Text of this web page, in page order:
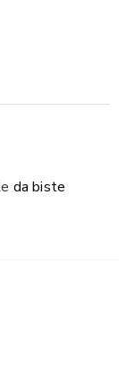
da biste